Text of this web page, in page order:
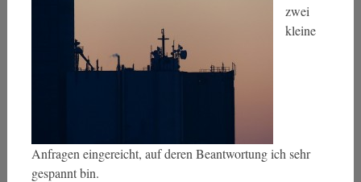
zwei
kleine
Anfragen eingereicht, auf deren Beantwortung ich sehr
gespannt bin.